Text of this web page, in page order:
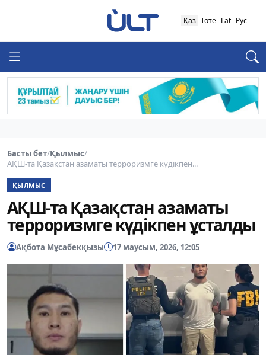
Қаз Төте Lat Рус
Басты бет/Қылмыс/
АҚШ-та Қазақстан азаматы терроризмге күдікпен...
ҚЫЛМЫС
АҚШ-та Қазақстан азаматы
терроризмге күдікпен ұсталды
Ақбота Мұсабекқызы 17 маусым, 2026, 12:05